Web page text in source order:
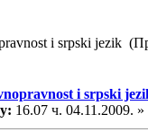
i srpski jezik
i srpski
16.07 ч. 04.11.2009. »